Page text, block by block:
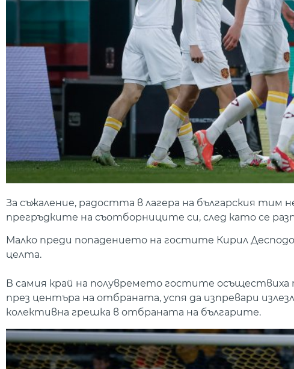
За съжаление, радостта в лагера на българския тим
прегръдките на съотборниците си, след като се
Малко преди попадението на гостите Кирил
целта.
В самия край на полувремето гостите
през центъра на отбраната, успя да изпревари
колективна грешка в отбраната на българите.